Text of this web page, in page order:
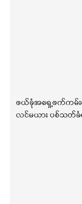
ဖယ်ခုံအရှေ့ဖက်ကမ်
လင်မယား ပစ်သတ်ခံ